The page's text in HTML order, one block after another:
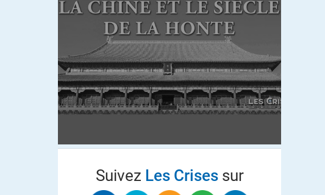
Suivez Les Crisessur